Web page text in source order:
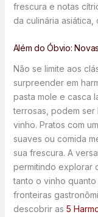
frescura e notas
da culinária
Além do Óbvio:
Não se limite aos
surpreender em
pasta mole e casca
terrosas, podem
vinho. Pratos com
suaves ou comida
sua frescura. A
permitindo explorar
tanto o vinho
fronteiras
descobrir as 5